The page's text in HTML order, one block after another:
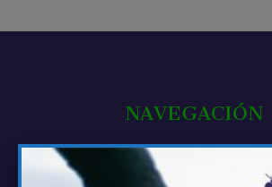
NAVEGACIÓN
La IGP
Vinos de Castellón